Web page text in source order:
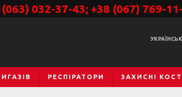
(063) 032-37-43; +38 (067) 769-
РЕСПІРАТОРИ ЗАХИСНІ